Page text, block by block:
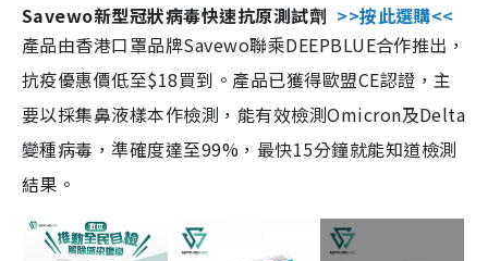
Savewo新型冠狀病毒快速抗原測試劑 >>按此選購<<
產品由香港口罩品牌Savewo聯乘DEEPBLUE合作推出，
抗疫優惠價低至$18買到。產品已獲得歐盟CE認證，主
要以採集鼻液樣本作檢測，能有效檢測Omicron及Delta
變種病毒，準確度達至99%，最快15分鐘就能知道檢測
結果。